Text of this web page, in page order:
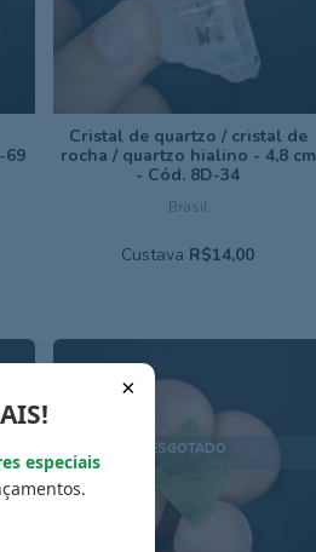
69
Brasil
Cristal de quartzo / cristal de
rocha / quartzo hialino - 4,8 cm
- Cód. 8D-34
Custava R$14,00
ESGOTADO
×
especiais